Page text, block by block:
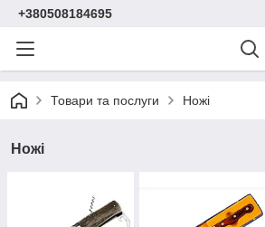
+380508184695
Товари та послуги Ножі
Ножі